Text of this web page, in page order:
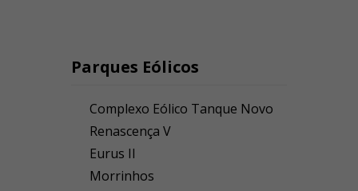
Parques Eólicos
Complexo Eólico Tanque Novo
Renascença V
Eurus II
Morrinhos